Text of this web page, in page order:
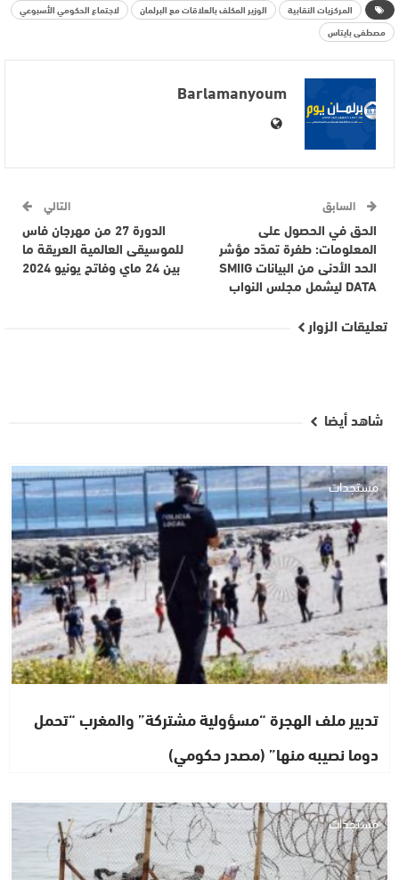
المركزيات النقابية الوزير المكلف بالعلاقات مع البرلمان
لاجتماع الحكومي الأسبوعي
مصطفى بايتاس
Barlamanyoum
السابق
الحق في الحصول على
المعلومات: طفرة تمدّد مؤشر
الحد الأدنى من البيانات SMIIG
DATA ليشمل مجلس النواب
التالي
الدورة 27 من مهرجان فاس
للموسيقى العالمية العريقة ما
بين 24 ماي وفاتح يونيو 2024
تعليقات الزوار
شاهد أيضا
مستجدات
تدبير ملف الهجرة “مسؤولية مشتركة” والمغرب “تحمل
دوما نصيبه منها” (مصدر حكومي)
مستجدات